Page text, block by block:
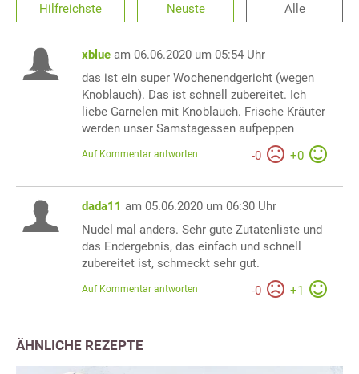
Hilfreichste Neuste Alle
xblue am 06.06.2020 um 05:54 Uhr
das ist ein super Wochenendgericht (wegen
Knoblauch). Das ist schnell zubereitet. Ich
liebe Garnelen mit Knoblauch. Frische Kräuter
werden unser Samstagessen aufpeppen
-0 +0
Auf Kommentar antworten
dada11 am 05.06.2020 um 06:30 Uhr
Nudel mal anders. Sehr gute Zutatenliste und
das Endergebnis, das einfach und schnell
zubereitet ist, schmeckt sehr gut.
-0 +1
Auf Kommentar antworten
ÄHNLICHE REZEPTE